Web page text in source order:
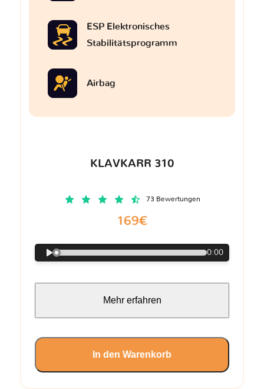
ESP Elektronisches
Stabilitätsprogramm
Airbag
KLAVKARR 310
73 Bewertungen
169€
0:00
Mehr erfahren
In den Warenkorb